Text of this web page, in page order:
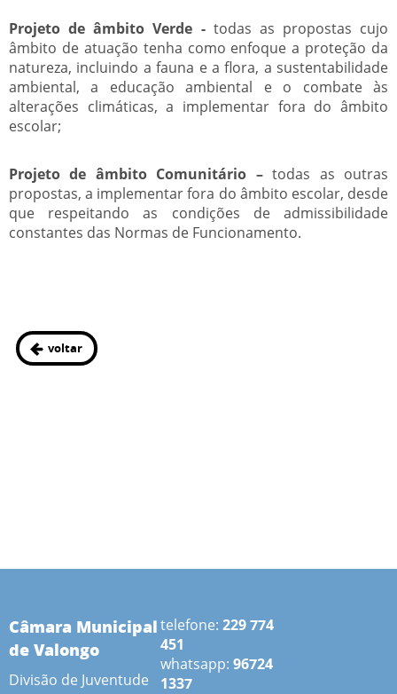
Projeto de âmbito Verde - todas as propostas cujo
âmbito de atuação tenha como enfoque a proteção da
natureza, incluindo a fauna e a flora, a sustentabilidade
ambiental, a educação ambiental e o combate às
alterações climáticas,a implementar fora do âmbito
escolar;
Projeto de âmbito Comunitário –todas as outras
propostas,a implementar fora do âmbito escolar, desde
que respeitando as condições de admissibilidade
constantes das Normas de Funcionamento.
voltar
Câmara Municipal
de Valongo
Divisão de Juventude
telefone:229 774
451
whatsapp:96724
1337